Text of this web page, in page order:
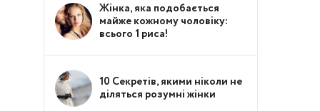
Жінка, яка подобається
майже кожному чоловіку:
всього 1 риса!
10 Секретів, якими ніколи не
діляться розумні жінки